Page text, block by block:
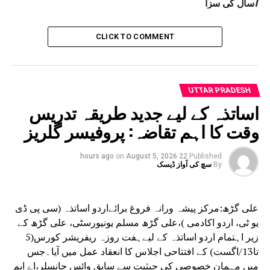
RAMPUR NEWS
اور عمر قید کی سزائیں ختم،الہ آباد ہائی کورٹ
تاریخی فیصلہ
اے ایم یو میں ہفتہ روزہ سیرت النبیؐ پروگرام کا افتتاح
CLICK TO COMMENT
UTTAR PRADESH
اساتذہ کے لیے جدید طریقہ تدریس
وقت کا اہم تقاضہ: پروفیسر گلریز
Published
22 hours ago
on August 5, 2026
By سچ کی آواز ڈیسک
علی گڑھ:مرکز پیشہ ورانہ فروغ برائےاردو اساتذہ (سی پی ڈی
یو ٹی، اردو اکادمی )،علی گڑھ مسلم یونیورسٹی، علی گڑھ کے
زیر اہتمام اردو اساتذہ کے لیےہفت روزہ ریفریشر کورس(5
تا13/اگست) کے افتتاحی اجلاس کا انعقاد عمل میں آیا۔جس
میں مہمان خصوصی کی حیثیت سے سابق وائس چانسلر،اے ایم